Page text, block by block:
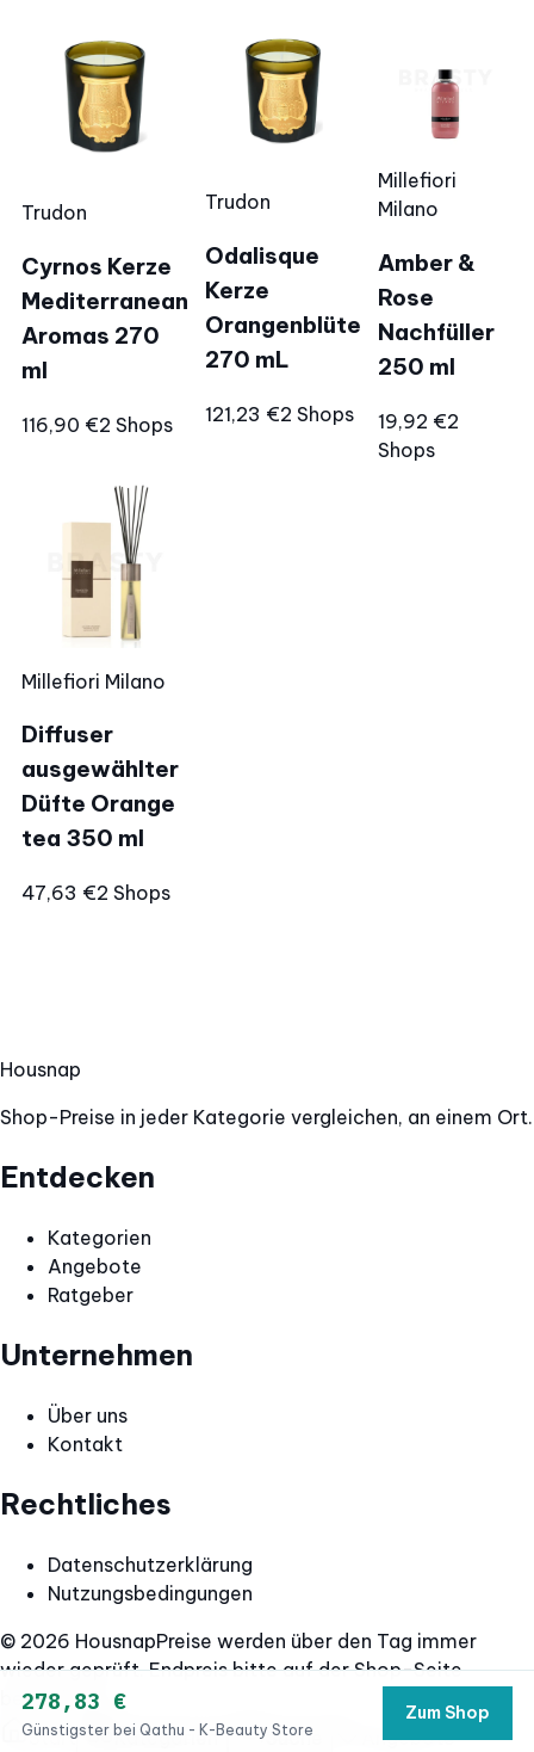
Trudon
Cyrnos Kerze
Mediterranean
Aromas 270
ml
116,90 €2 Shops
Trudon
Odalisque
Kerze
Orangenblüte
270 mL
121,23 €2 Shops
Millefiori
Milano
Amber &
Rose
Nachfüller
250 ml
19,92 €2
Shops
Millefiori Milano
Diffuser
ausgewählter
Düfte Orange
tea 350 ml
47,63 €2 Shops
278,83 €
Günstigster bei Qathu - K-Beauty Store
Zum Shop
Housnap
Shop-Preise in jeder Kategorie vergleichen, an einem Ort.
Entdecken
Kategorien
Angebote
Ratgeber
Unternehmen
Über uns
Kontakt
Rechtliches
Datenschutzerklärung
Nutzungsbedingungen
© 2026 HousnapPreise werden über den Tag immer
wieder geprüft. Endpreis bitte auf der Shop-Seite
bestätigen.
Start
Kategorien Suche Angebote